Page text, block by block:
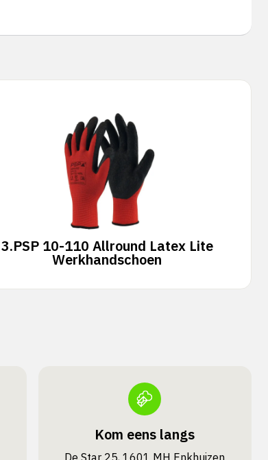
3.PSP 10-110 Allround Latex Lite
Werkhandschoen
Kom eens langs
De Star 25, 1601 MH Enkhuizen